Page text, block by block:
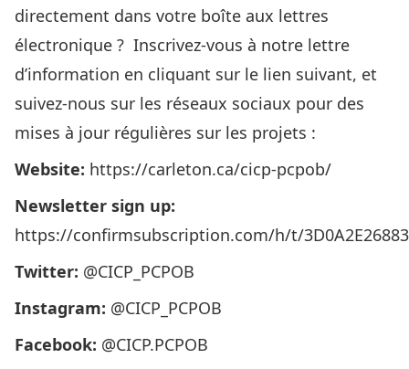
directement dans votre boîte aux lettres
électronique ? Inscrivez-vous à notre lettre
d’information en cliquant sur le lien suivant, et
suivez-nous sur les réseaux sociaux pour des
mises à jour régulières sur les projets :
Website: https://carleton.ca/cicp-pcpob/
Newsletter sign up:
https://confirmsubscription.com/h/t/
Twitter: @CICP_PCPOB
Instagram: @CICP_PCPOB
Facebook: @CICP.PCPOB